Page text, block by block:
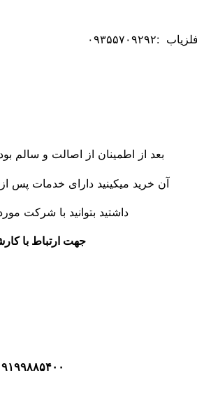
بعد از اطمینان از اصالت و سالم
آن خرید میکینید دارای خدمات پس
داشتید بتوانید با شرکت
جهت ارتباط با